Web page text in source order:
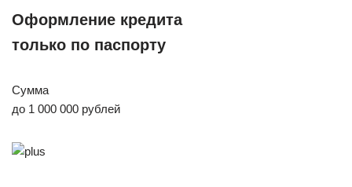
Оформление кредита
только по паспорту
Сумма
до 1 000 000 рублей